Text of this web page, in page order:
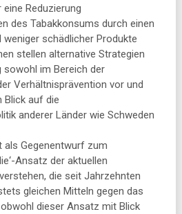
Reduzierung
des Tabakkonsums durch einen
schädlicher Produkte
stellen alternative Strategien
sowohl im Bereich der
Verhältnisprävention vor und
Blick auf die
anderer Länder wie Schweden
als Gegenentwurf zum
Ansatz der aktuellen
die seit Jahrzehnten
gleichen Mitteln gegen das
dieser Ansatz mit Blick